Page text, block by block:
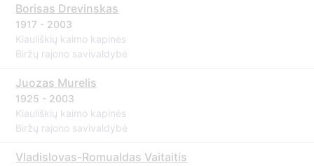
Borisas Drevinskas
1917 - 2003
Kiauliškių kaimo kapinės
Biržų rajono savivaldybė
Juozas Murelis
1925 - 2003
Kiauliškių kaimo kapinės
Biržų rajono savivaldybė
Vladislovas-Romualdas Vaitaitis